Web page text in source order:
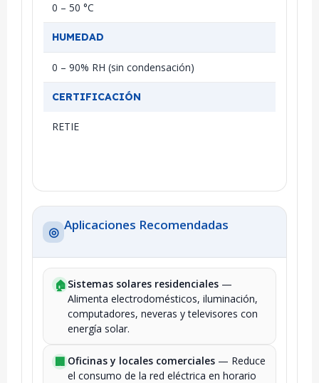
0 – 50 °C
HUMEDAD
0 – 90% RH (sin condensación)
CERTIFICACIÓN
RETIE
◎ Aplicaciones Recomendadas
🏠 Sistemas solares residenciales —
Alimenta electrodomésticos, iluminación,
computadores, neveras y televisores con
energía solar.
🏢 Oficinas y locales comerciales — Reduce
el consumo de la red eléctrica en horario